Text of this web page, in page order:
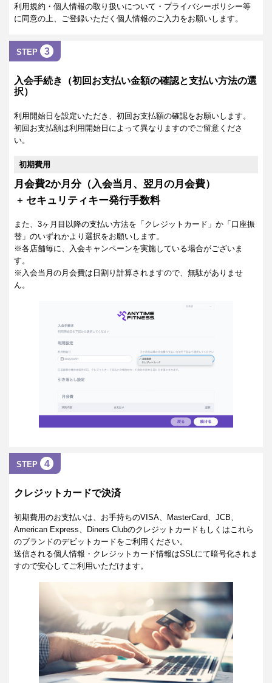
利用規約・個人情報の取り扱いについて・プライバシーポリシー等
に同意の上、ご登録いただく個人情報のご入力をお願いします。
STEP 3
入会手続き（初回お支払い金額の確認と支払い方法の選
択）
利用開始日を設定いただき、初回お支払額の確認をお願いします。
初回お支払額は利用開始日によって異なりますのでご留意くださ
い。
初期費用
月会費2か月分（入会当月、翌月の月会費）
+ セキュリティキー発行手数料
また、3ヶ月目以降の支払い方法を「クレジットカード」か「口座振
替」のいずれかより選択をお願いします。
※各店舗毎に、入会キャンペーンを実施している場合がございま
す。
※入会当月の月会費は日割り計算されますので、無駄がありませ
ん。
STEP 4
クレジットカードで決済
初期費用のお支払いは、お手持ちのVISA、MasterCard、JCB、
American Express、Diners Clubのクレジットカードもしくはこれら
のブランドのデビットカードをご利用ください。
送信される個人情報・クレジットカード情報はSSLにて暗号化されま
すので安心してご利用いただけます。